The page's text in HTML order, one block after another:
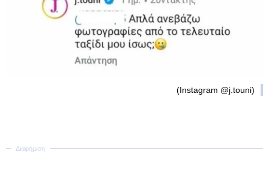
(Instagram @j.touni)